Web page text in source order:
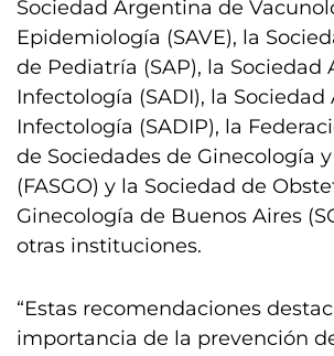
Sociedad Argentina de
Epidemiología (SAVE), la
de Pediatría (SAP), la Sociedad
Infectología (SADI), la
Infectología (SADIP), la
de Sociedades de Ginecología
(FASGO) y la Sociedad de
Ginecología de Buenos Aires
otras instituciones.
“Estas recomendaciones
importancia de la prevención